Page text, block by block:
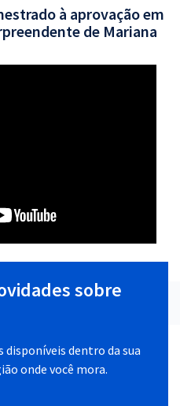
à aprovação em
de Mariana
sobre
disponíveis dentro da sua
onde você mora.